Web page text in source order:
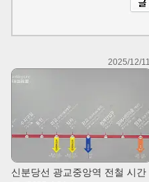
2025/12/11
신분당선 광교중앙역 전철 시간